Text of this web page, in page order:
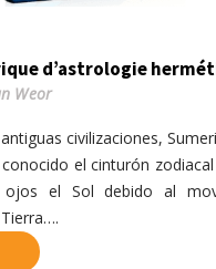
d’astrologie
Weor
civilizaciones,
el cinturón
ojos el Sol debido al